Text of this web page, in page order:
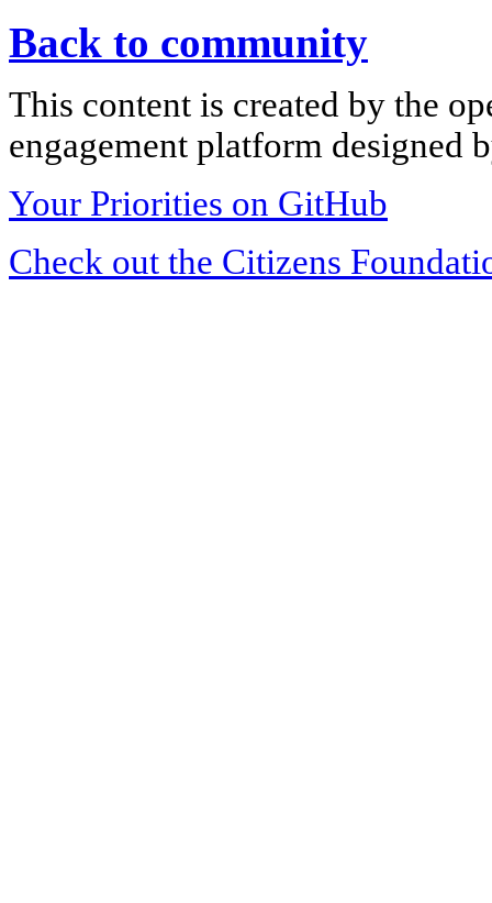
Back to community
This content is created by the
engagement platform designed
Your Priorities on GitHub
Check out the Citizens